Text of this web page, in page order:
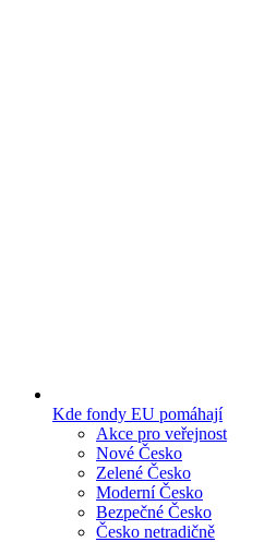
Kde fondy EU pomáhají
Akce pro veřejnost
Nové Česko
Zelené Česko
Moderní Česko
Bezpečné Česko
Česko netradičně